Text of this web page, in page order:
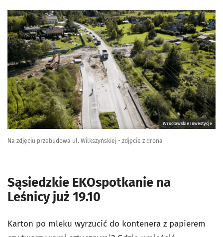
Wrocławskie Inwestycje
Na zdjęciu przebudowa ul. Wilkszyńskiej - zdjęcie z drona
Sąsiedzkie EKOspotkanie na
Leśnicy już 19.10
Karton po mleku wyrzucić do kontenera z papierem